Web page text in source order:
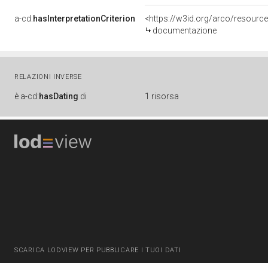
a-cd:hasInterpretationCriterion
<https://w3id.org/arco/
documentazione
RELAZIONI INVERSE
è a-cd:hasDating di 1 risorsa
SCARICA LODVIEW PER PUBBLICARE I TUOI DATI